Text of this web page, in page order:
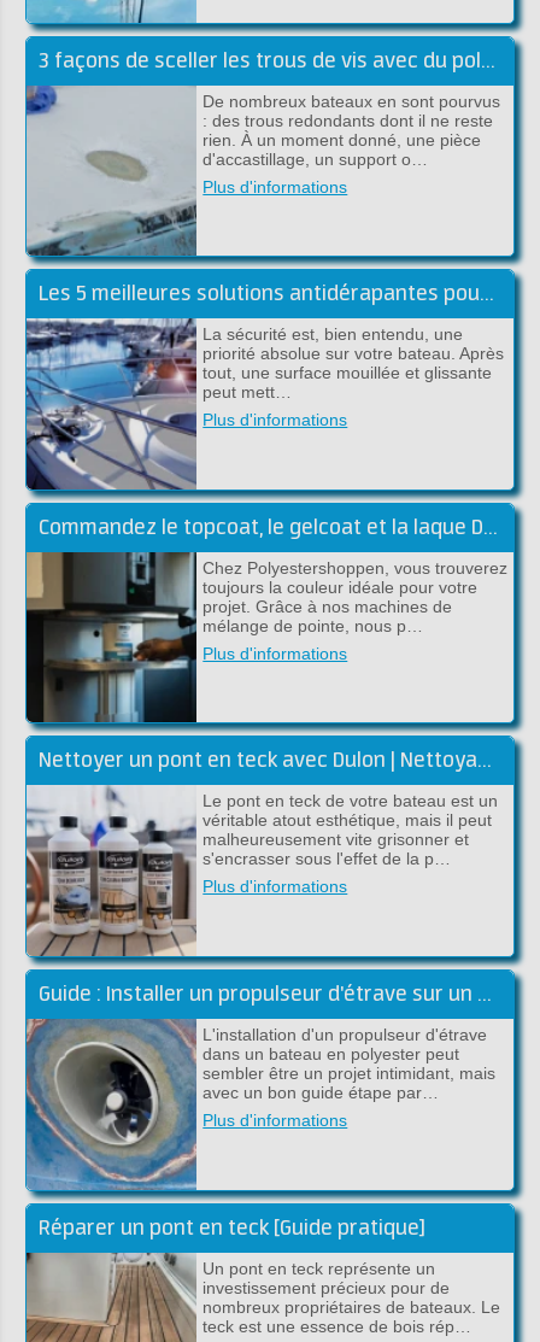
3 façons de sceller les trous de vis avec du polyester
De nombreux bateaux en sont pourvus
: des trous redondants dont il ne reste
rien. À un moment donné, une pièce
d'accastillage, un support o…
Plus d'informations
Les 5 meilleures solutions antidérapantes pour l'embarqué
La sécurité est, bien entendu, une
priorité absolue sur votre bateau. Après
tout, une surface mouillée et glissante
peut mett…
Plus d'informations
Commandez le topcoat, le gelcoat et la laque DD dans la couleur souhaitée
Chez Polyestershoppen, vous trouverez
toujours la couleur idéale pour votre
projet. Grâce à nos machines de
mélange de pointe, nous p…
Plus d'informations
Nettoyer un pont en teck avec Dulon | Nettoyage et rénovation
Le pont en teck de votre bateau est un
véritable atout esthétique, mais il peut
malheureusement vite grisonner et
s'encrasser sous l'effet de la p…
Plus d'informations
Guide : Installer un propulseur d'étrave sur un bateau en polyester
L'installation d'un propulseur d'étrave
dans un bateau en polyester peut
sembler être un projet intimidant, mais
avec un bon guide étape par…
Plus d'informations
Réparer un pont en teck [Guide pratique]
Un pont en teck représente un
investissement précieux pour de
nombreux propriétaires de bateaux. Le
teck est une essence de bois rép…